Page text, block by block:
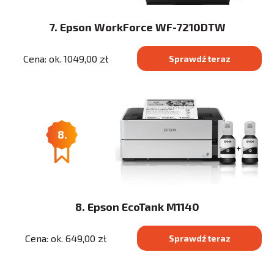
7. Epson WorkForce WF-7210DTW
Cena: ok. 1049,00 zł Sprawdź teraz
8.
8. Epson EcoTank M1140
Cena: ok. 649,00 zł Sprawdź teraz